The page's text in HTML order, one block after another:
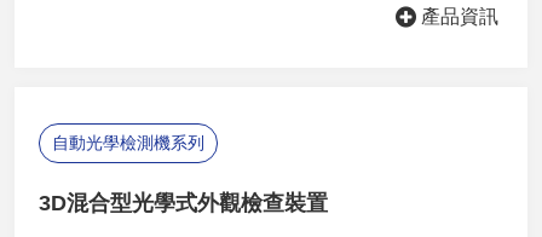
產品資訊
自動光學檢測機系列
3D混合型光學式外觀檢查裝置